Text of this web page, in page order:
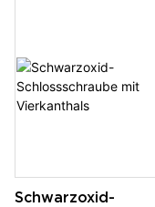
Schwarzoxid-